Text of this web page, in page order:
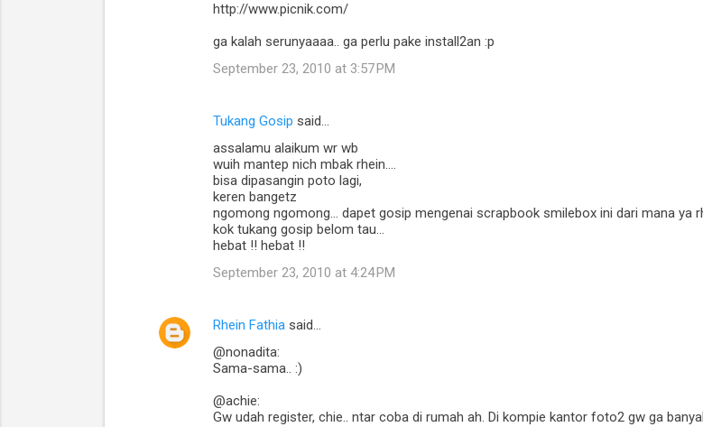
http://www.picnik.com/
ga kalah serunyaaaa.. ga perlu pake install2an :p
September 23, 2010 at 3:57 PM
Tukang Gosip said…
assalamu alaikum wr wb
wuih mantep nich mbak rhein....
bisa dipasangin poto lagi,
keren bangetz
ngomong ngomong... dapet gosip mengenai scrapbook smilebox ini dari mana ya
kok tukang gosip belom tau...
hebat !! hebat !!
September 23, 2010 at 4:24 PM
Rhein Fathiasaid…
@nonadita:
Sama-sama.. :)
@achie:
Gw udah register, chie.. ntar coba di rumah ah. Di kompie kantor foto2 gw ga